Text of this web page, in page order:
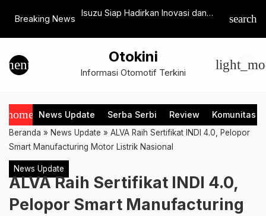
Breaking News
Servis Gratis 60
hingga
Isuzu Siap Hadirkan Inovasi dan
5th
search
menu Otokini
Informasi Otomotif Terkini
home News Update Serba Serbi Review Komunitas
Beranda » News Update » ALVA Raih Sertifikat INDI 4.0, Pelopor
Smart Manufacturing Motor Listrik Nasional
News Update
ALVA Raih Sertifikat INDI 4.0,
Pelopor Smart Manufacturing